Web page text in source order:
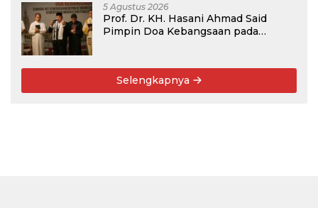
5 Agustus 2026
Prof. Dr. KH. Hasani Ahmad Said
Pimpin Doa Kebangsaan pada
Pemasyarakatan RI
Selengkapnya